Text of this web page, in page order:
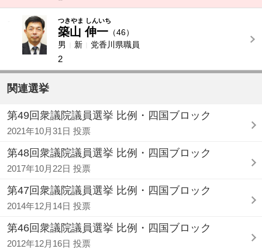
つきやま しんいち
築山 伸一 （46）
男
新
党香川県職員
2
関連選挙
第49回衆議院議員選挙 比例・四国ブロック
2021年10月31日 投票
第48回衆議院議員選挙 比例・四国ブロック
2017年10月22日 投票
第47回衆議院議員選挙 比例・四国ブロック
2014年12月14日 投票
第46回衆議院議員選挙 比例・四国ブロック
2012年12月16日 投票